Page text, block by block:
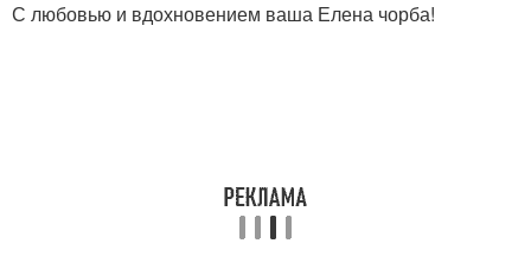
С любовью и вдохновением ваша Елена чорба!